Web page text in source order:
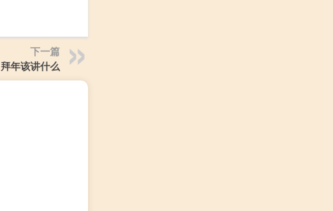
下一篇
拜年该讲什么